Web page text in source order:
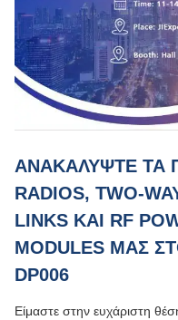
ΑΝΑΚΑΛΎΨΤΕ ΤΑ
RADIOS, TWO-
LINKS ΚΑΙ RF
MODULES ΜΑΣ
DP006
Είμαστε στην ευχάριστη